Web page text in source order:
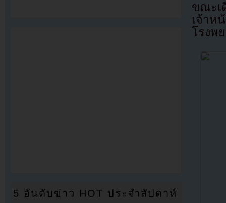
ขณะเ
เจ้าห
โรงพ
5 อันดับข่าว HOT ประจำสัปดาห์